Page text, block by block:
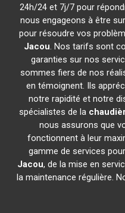
24h/24 et 7j/7 pour
nous engageons à être
pour résoudre vos
Jacou. Nos tarifs sont
garanties sur nos
sommes fiers de nos
en témoignent. Ils
notre rapidité et notre
spécialistes de la
nous assurons que
fonctionnent à leur
gamme de services
Jacou, de la mise en
la maintenance régulière.